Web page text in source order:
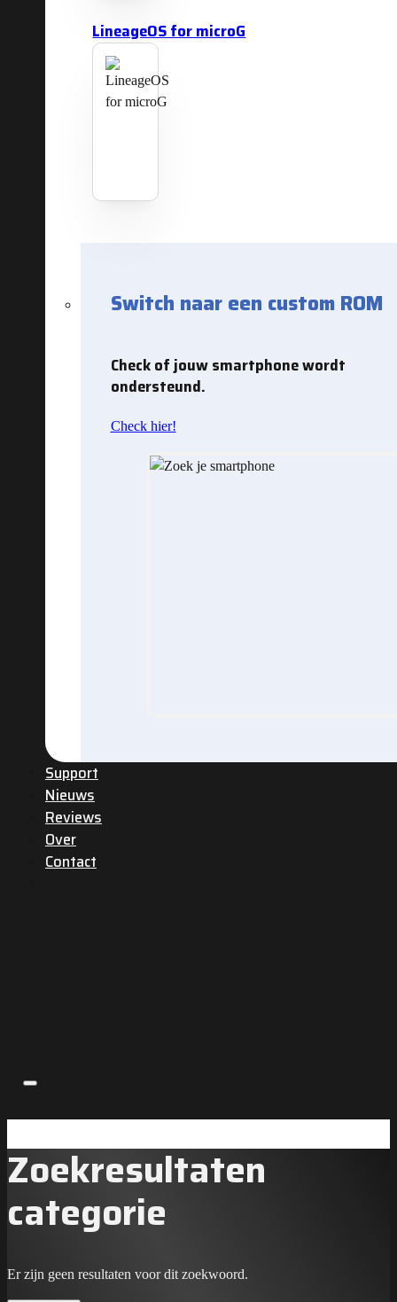
LineageOS for microG
Switch naar een custom ROM
Check of jouw smartphone wordt
ondersteund.
Check hier!
Support
Nieuws
Reviews
Over
Contact
Zoekresultaten
categorie
Er zijn geen resultaten voor dit zoekwoord.